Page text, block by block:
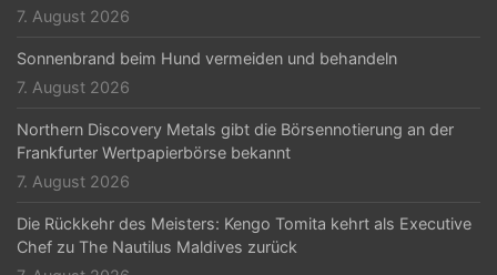
7. August 2026
Sonnenbrand beim Hund vermeiden und behandeln
7. August 2026
Northern Discovery Metals gibt die Börsennotierung an der
Frankfurter Wertpapierbörse bekannt
7. August 2026
Die Rückkehr des Meisters: Kengo Tomita kehrt als Executive
Chef zu The Nautilus Maldives zurück